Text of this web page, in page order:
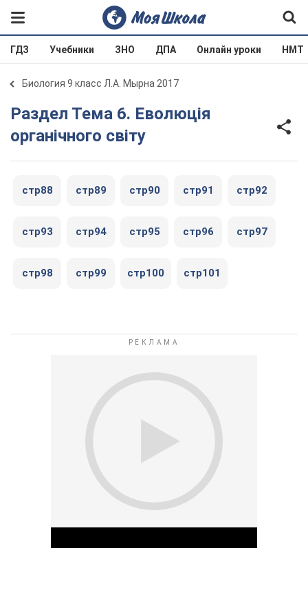
ГДЗ Учебники ЗНО ДПА Онлайн уроки НМТ
Биология 9 класс Л.А. Мырна 2017
Раздел Тема 6. Еволюція
органічного світу
стр88 стр89 стр90 стр91 стр92
стр93 стр94 стр95 стр96 стр97
стр98 стр99 стр100 стр101